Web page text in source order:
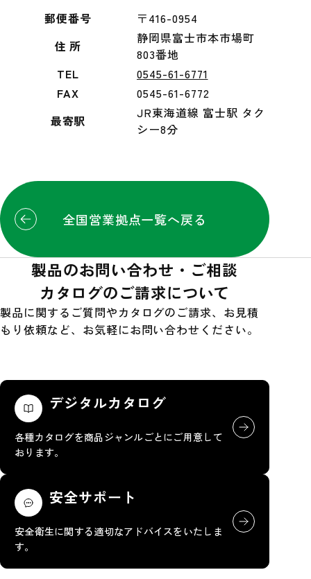
郵便番号
〒416-0954
住 所
静岡県富士市本市場町
803番地
TEL
0545-61-6771
FAX
0545-61-6772
最寄駅
JR東海道線 富士駅 タク
シー8分
全国営業拠点一覧へ戻る
製品のお問い合わせ・ご相談
カタログのご請求について
製品に関するご質問やカタログのご請求、お見積
もり依頼など、お気軽にお問い合わせください。
デジタルカタログ
各種カタログを商品ジャンルごとにご用意して
おります。
安全サポート
安全衛生に関する適切なアドバイスをいたしま
す。